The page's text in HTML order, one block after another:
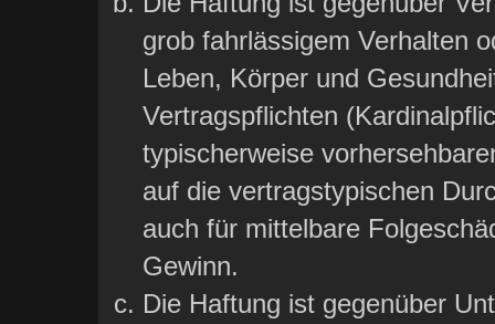
grob fahrlässigem Verhalten
Leben, Körper und
Vertragspflichten
typischerweise
auf die vertragstypischen
auch für mittelbare
Gewinn.
Die Haftung ist gegenüber